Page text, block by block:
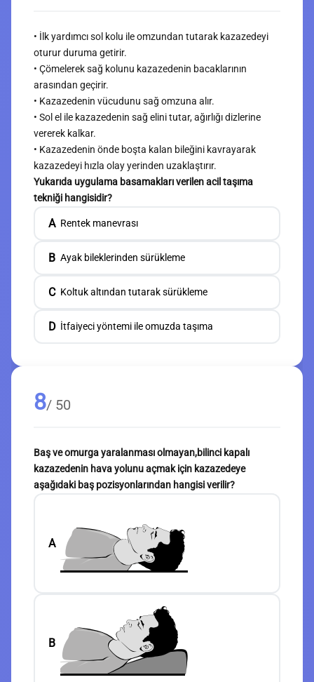
• İlk yardımcı sol kolu ile omzundan tutarak kazazedeyi
oturur duruma getirir.
• Çömelerek sağ kolunu kazazedenin bacaklarının
arasından geçirir.
• Kazazedenin vücudunu sağ omzuna alır.
• Sol el ile kazazedenin sağ elini tutar, ağırlığı dizlerine
vererek kalkar.
• Kazazedenin önde boşta kalan bileğini kavrayarak
kazazedeyi hızla olay yerinden uzaklaştırır.
Yukarıda uygulama basamakları verilen acil taşıma
tekniği hangisidir?
A Rentek manevrası
B Ayak bileklerinden sürükleme
C Koltuk altından tutarak sürükleme
D İtfaiyeci yöntemi ile omuzda taşıma
8/ 50
Baş ve omurga yaralanması olmayan,bilinci kapalı
kazazedenin hava yolunu açmak için kazazedeye
aşağıdaki baş pozisyonlarından hangisi verilir?
A
B